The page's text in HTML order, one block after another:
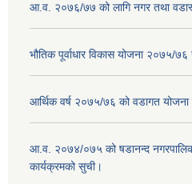
आ.व. २०७६/७७ को लागि नगर तथा
भौतिक पूर्वाधार विकास योजना २०७५/
आर्थिक वर्ष २०७५/७६ को वडागत योजना
आ.व. २०७४/०७५ को षडानन्द
कार्यक्रमको सुची।